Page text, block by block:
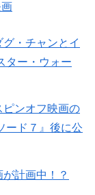
・チャンとイ
ター・ウォー
ピンオフ映画の
ード７』後に公
計画中！？